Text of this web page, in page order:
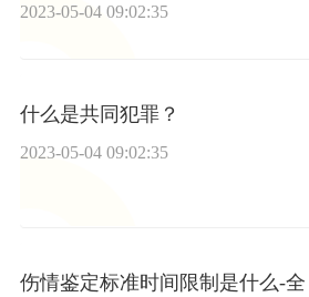
2023-05-04 09:02:35
什么是共同犯罪？
2023-05-04 09:02:35
伤情鉴定标准时间限制是什么-全